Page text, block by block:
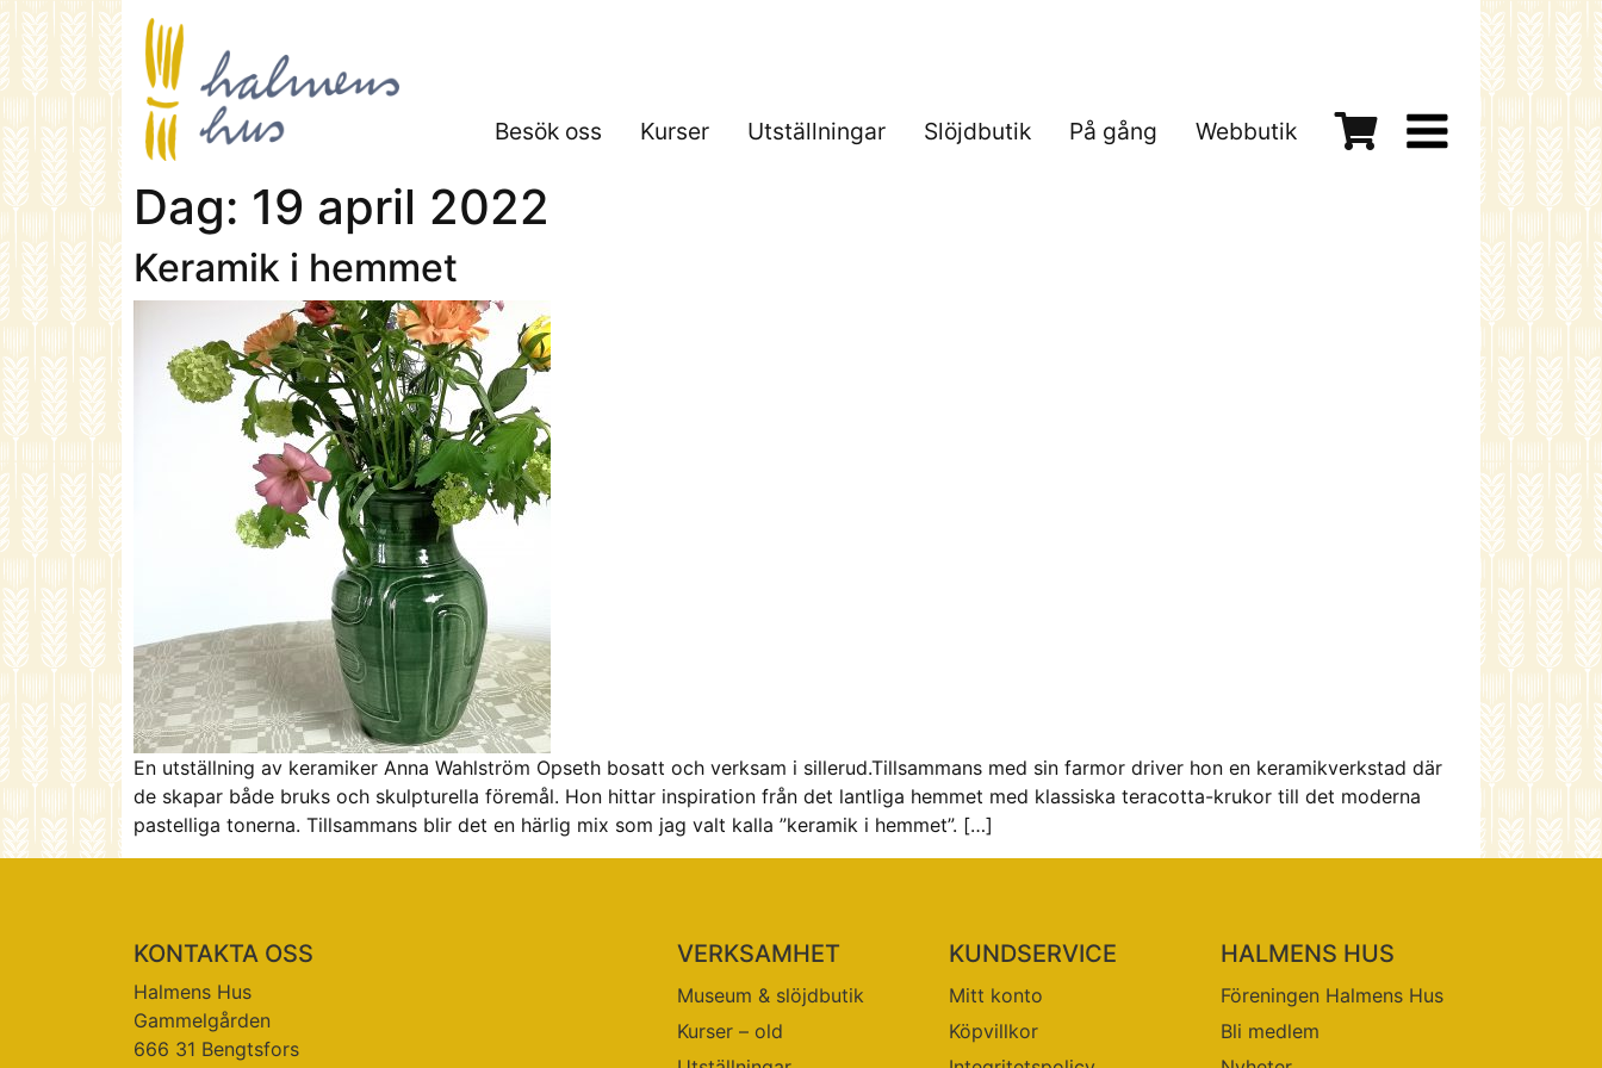
Besök oss Kurser Utställningar Slöjdbutik På gång Webbutik
Dag: 19 april 2022
Keramik i hemmet
En utställning av keramiker Anna Wahlström Opseth bosatt och verksam i sillerud.Tillsammans med sin farmor driver hon en keramikverkstad där
de skapar både bruks och skulpturella föremål. Hon hittar inspiration från det lantliga hemmet med klassiska teracotta-krukor till det moderna
pastelliga tonerna. Tillsammans blir det en härlig mix som jag valt kalla ”keramik i hemmet”. […]
KONTAKTA OSS
Halmens Hus
Gammelgården
666 31 Bengtsfors
VERKSAMHET
Museum & slöjdbutik
Kurser – old
KUNDSERVICE
Mitt konto
Köpvillkor
HALMENS HUS
Föreningen Halmens Hus
Bli medlem